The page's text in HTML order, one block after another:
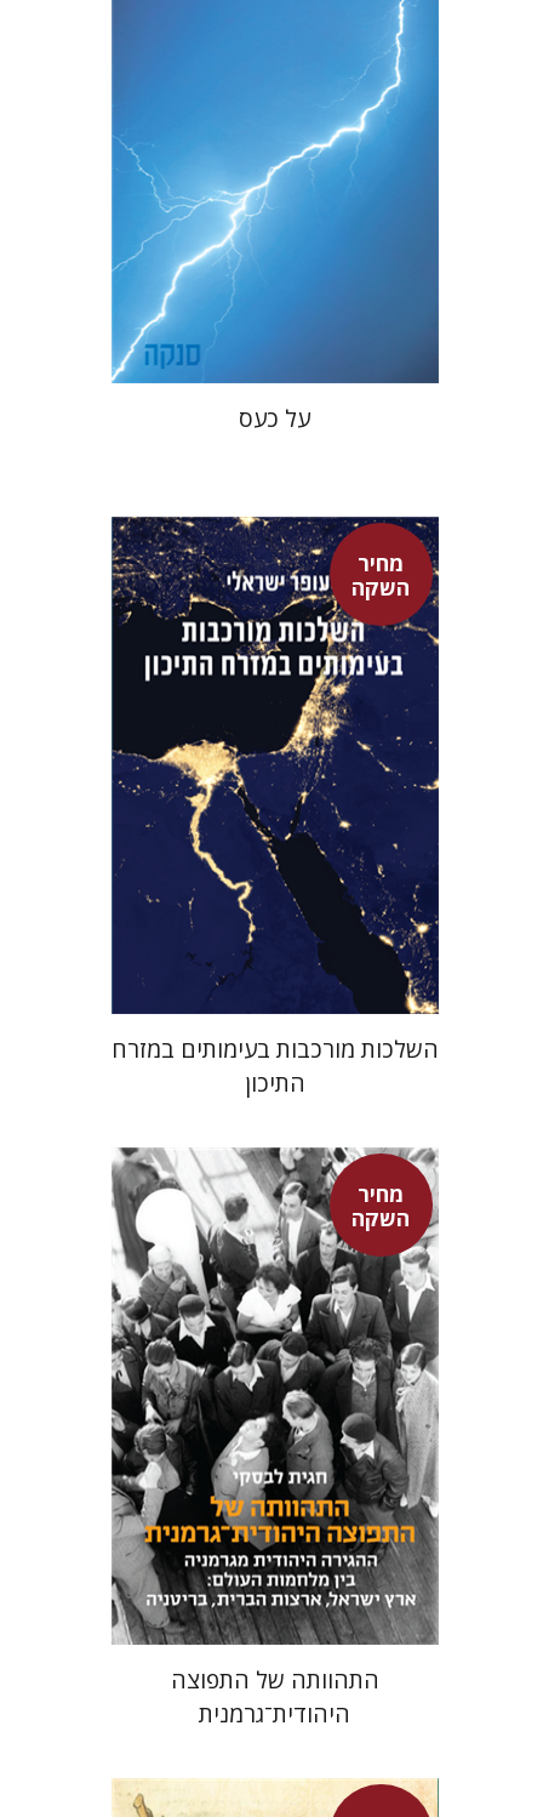
מחיר השקה
על כעס
מחיר
השקה
עופר ישראלי
גיא הרלינג
מחיר השקה
$29
השלכות מורכבות בעימותים במזרח
התיכון
מחיר
השקה
חגית לבסקי
מאירה טורצקי
מחיר השקה
$34
$24
התהוותה של התפוצה
היהודית־גרמנית